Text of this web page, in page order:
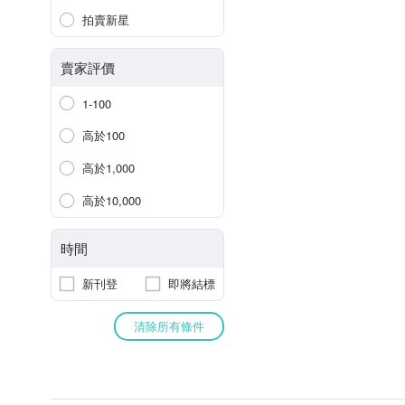
拍賣新星
賣家評價
1-100
高於100
高於1,000
高於10,000
時間
新刊登 即將結標
清除所有條件